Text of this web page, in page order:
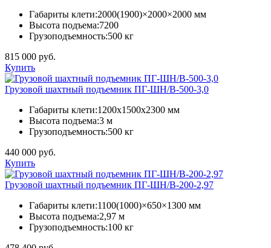
Габариты клети:2000(1900)×2000×2000 мм
Высота подъема:7200
Грузоподъемность:500 кг
815 000 руб.
Купить
Грузовой шахтный подъемник ПГ-ШН/В-500-3,0
Габариты клети:1200х1500х2300 мм
Высота подъема:3 м
Грузоподъемность:500 кг
440 000 руб.
Купить
Грузовой шахтный подъемник ПГ-ШН/В-200-2,97
Габариты клети:1100(1000)×650×1300 мм
Высота подъема:2,97 м
Грузоподъемность:100 кг